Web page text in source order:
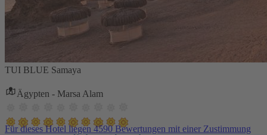
TUI BLUE Samaya
Ägypten - Marsa Alam
Für dieses Hotel liegen 4590 Bewertungen mit einer Zustimmung